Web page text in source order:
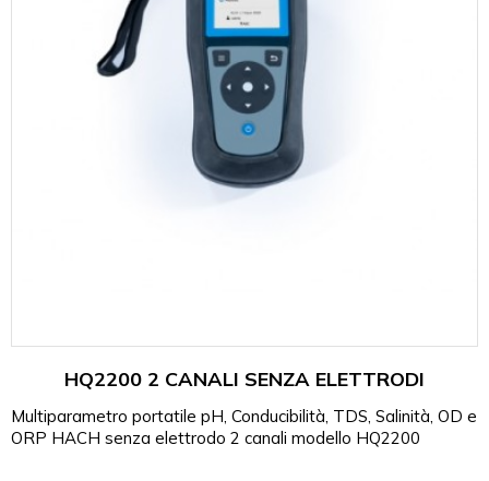
HQ2200 2 CANALI SENZA ELETTRODI
Multiparametro portatile pH, Conducibilità, TDS, Salinità, OD e
ORP HACH senza elettrodo 2 canali modello HQ2200